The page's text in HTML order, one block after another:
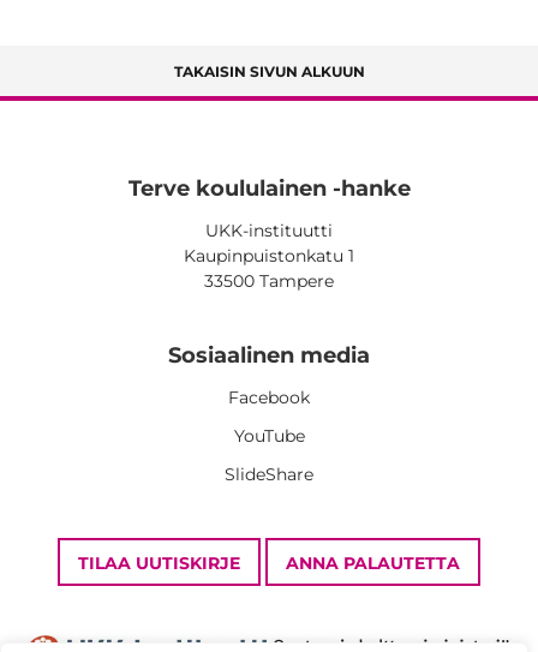
TAKAISIN SIVUN ALKUUN
Terve koululainen -hanke
UKK-instituutti
Kaupinpuistonkatu 1
33500 Tampere
Sosiaalinen media
Facebook
YouTube
SlideShare
TILAA UUTISKIRJE ANNA PALAUTETTA